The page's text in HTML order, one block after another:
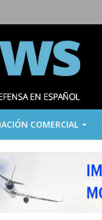
COMERCIAL